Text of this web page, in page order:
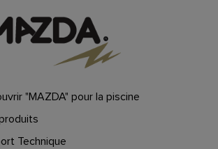
"MAZDA" pour la piscine
Technique